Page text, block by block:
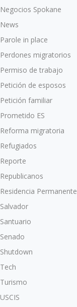
Negocios Spokane
News
Parole in place
Perdones migratorios
Permiso de trabajo
Petición de esposos
Petición familiar
Prometido ES
Reforma migratoria
Refugiados
Reporte
Republicanos
Residencia Permanente
Salvador
Santuario
Senado
Shutdown
Tech
Turismo
USCIS